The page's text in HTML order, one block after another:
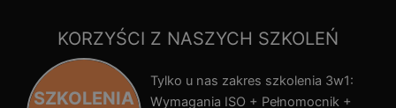
KORZYŚCI Z NASZYCH SZKOLEŃ
SZKOLENIA
Tylko u nas zakres szkolenia 3w1:
Wymagania ISO + Pełnomocnik +